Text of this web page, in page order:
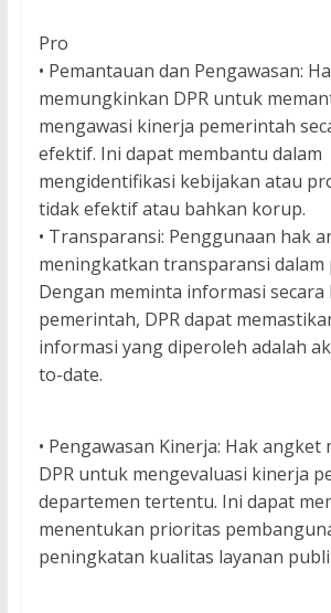
Pro
• Pemantauan dan Pengawasan:
memungkinkan DPR untuk
mengawasi kinerja pemerintah
efektif. Ini dapat membantu dalam
mengidentifikasi kebijakan atau
tidak efektif atau bahkan korup.
• Transparansi: Penggunaan hak
meningkatkan transparansi dalam
Dengan meminta informasi
pemerintah, DPR dapat
informasi yang diperoleh adalah
to-date.
• Pengawasan Kinerja: Hak
DPR untuk mengevaluasi kinerja
departemen tertentu. Ini dapat
menentukan prioritas
peningkatan kualitas layanan